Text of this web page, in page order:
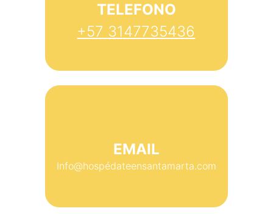
TELEFONO
Info@hospédateensantamarta.com
+57 3147735436
EMAIL